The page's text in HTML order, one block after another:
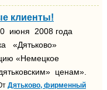
клиенты!
июня 2008 года
«Дятьково»
«Немецкое
ценам».
Дятьково, фирменный